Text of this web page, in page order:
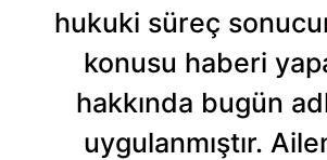
hukuki süreç
konusu haberi
hakkında bugün
uygulanmıştır.